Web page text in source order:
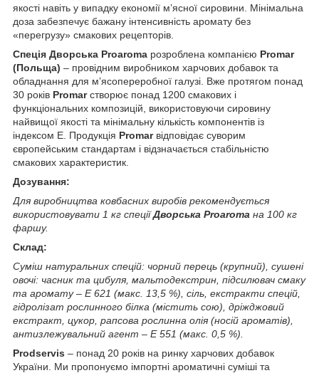
якості навіть у випадку економії м’ясної сировини. Мінімальна
доза забезпечує бажану інтенсивність аромату без
«перегрузу» смакових рецепторів.
Спеція Дворська Proaroma розроблена компанією Promar
(Польща) – провідним виробником харчових добавок та
обладнання для м’ясопереробної галузі. Вже протягом понад
30 років Promarстворює понад 1200 смакових і
функціональних композицій, використовуючи сировину
найвищої якості та мінімальну кількість компонентів із
індексом E. Продукція Promarвідповідає суворим
європейським стандартам і відзначається стабільністю
смакових характеристик.
Дозування:
Для виробництва ковбасних виробів рекомендується
використовувати 1 кг спеціїДворська Proaroma на 100 кг
фаршу.
Склад:
Суміш натуральних спецій: чорний перець (крупний), сушені
овочі: часник та цибуля, мальтодекстрин, підсилювач смаку
та аромату – E 621 (макс. 13,5 %), сіль, екстракти спецій,
гідролізат рослинного білка (містить сою), дріжджовий
екстракт, цукор, рапсова рослинна олія (носій ароматів),
антизлежувальний агент – E 551 (макс. 0,5 %).
Prodservis – понад 20 років на ринку харчових добавок
України. Ми пропонуємо імпортні ароматичні суміші та